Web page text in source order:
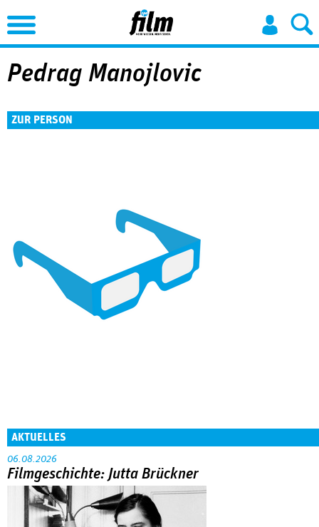
Jump to Navigation
Pedrag Manojlovic
ZUR PERSON
AKTUELLES
06.08.2026
Filmgeschichte: Jutta Brückner